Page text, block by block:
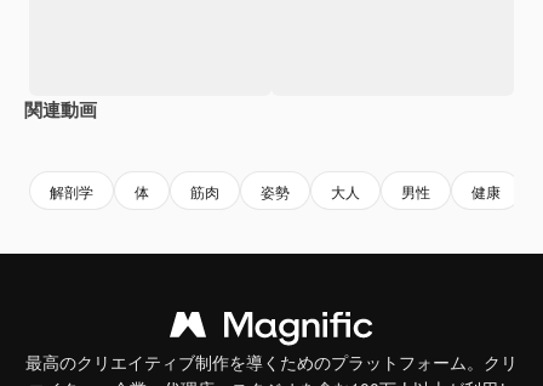
関連動画
解剖学 体 筋肉 姿勢 大人 男性 健康
最高のクリエイティブ制作を導くためのプラットフォーム。クリ